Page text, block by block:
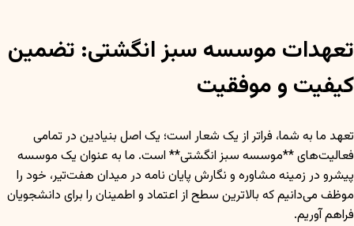
تعهدات موسسه سبز انگشتی: تضمین
کیفیت و موفقیت
تعهد ما به شما، فراتر از یک شعار است؛ یک اصل بنیادین در تمامی
فعالیت‌های **موسسه سبز انگشتی** است. ما به عنوان یک موسسه
پیشرو در زمینه مشاوره و نگارش پایان نامه در میدان هفت‌تیر، خود را
موظف می‌دانیم که بالاترین سطح از اعتماد و اطمینان را برای دانشجویان
فراهم آوریم.